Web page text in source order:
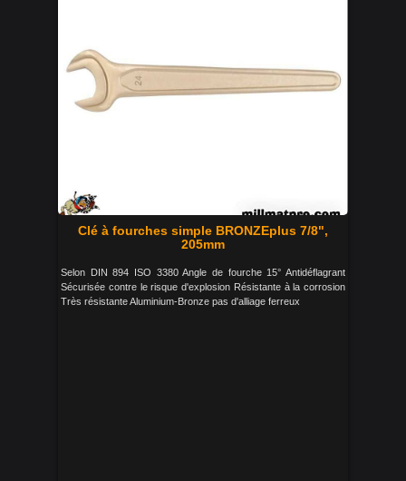
Clé à fourches simple BRONZEplus 7/8",
205mm
Selon DIN 894 ISO 3380 Angle de fourche 15° Antidéflagrant
Sécurisée contre le risque d'explosion Résistante à la corrosion
Très résistante Aluminium-Bronze pas d'alliage ferreux